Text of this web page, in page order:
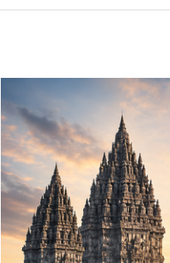
TERBARU!
Harga
Agya
Yogyakarta
–
Promo
DP
Ringan